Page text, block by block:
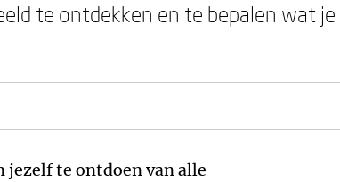
te ontdekken en te bepalen wat
jezelf te ontdoen van alle